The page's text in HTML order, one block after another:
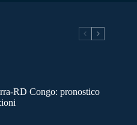
RD Congo: pronostico